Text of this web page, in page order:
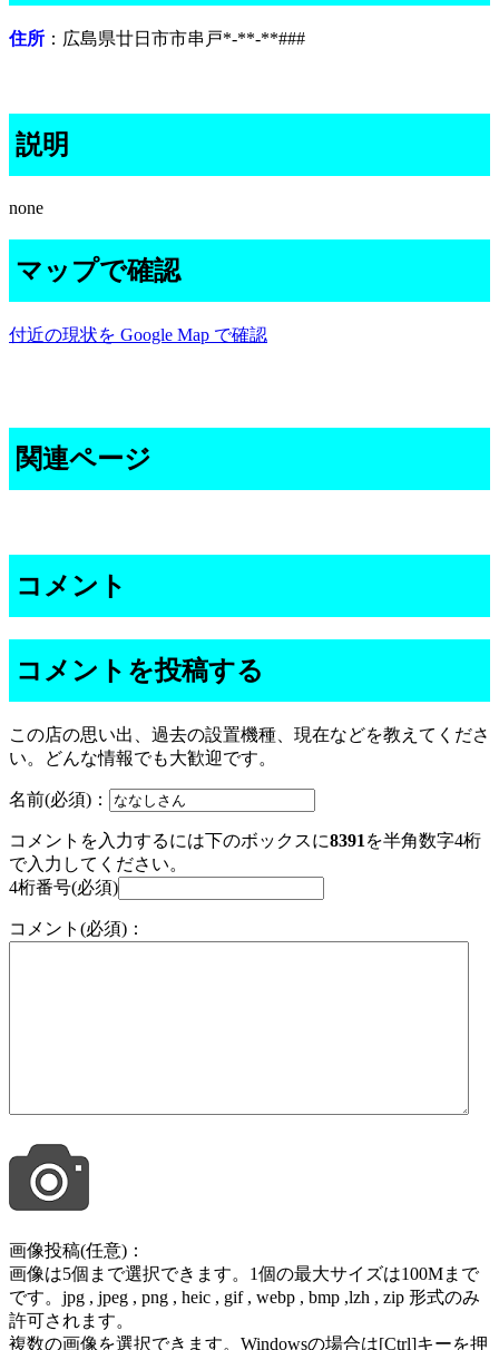
住所 ：広島県廿日市市串戸*-**-**###
説明
none
マップで確認
付近の現状を Google Map で確認
関連ページ
コメント
コメントを投稿する
この店の思い出、過去の設置機種、現在などを教えてくださ
い。どんな情報でも大歓迎です。
名前(必須)：
コメントを入力するには下のボックスに8391 を半角数字4桁
で入力してください。
4桁番号(必須)
コメント(必須)：
画像投稿(任意)：
画像は5個まで選択できます。1個の最大サイズは100Mまで
です。jpg , jpeg , png , heic , gif , webp , bmp ,lzh , zip 形式のみ
許可されます。
複数の画像を選択できます。Windowsの場合は[Ctrl]キーを押